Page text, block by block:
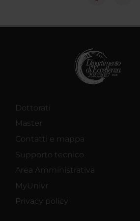
Dottorati
Master
Contatti e mappa
Supporto tecnico
Area Amministrativa
MyUnivr
Privacy policy